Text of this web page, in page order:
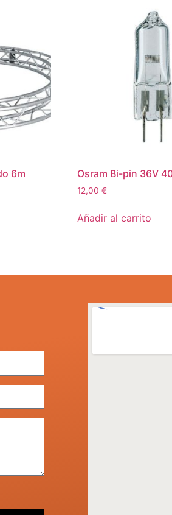
6m Osram Bi-pin 36V
12,00€
Añadir al carrito